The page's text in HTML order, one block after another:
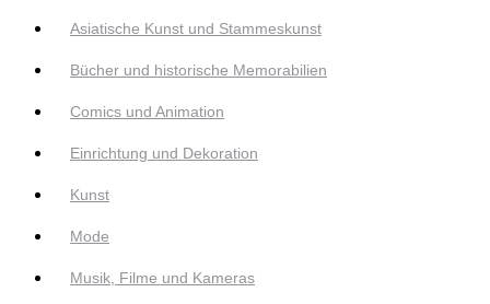
Asiatische Kunst und Stammeskunst
Bücher und historische Memorabilien
Comics und Animation
Einrichtung und Dekoration
Kunst
Mode
Musik, Filme und Kameras